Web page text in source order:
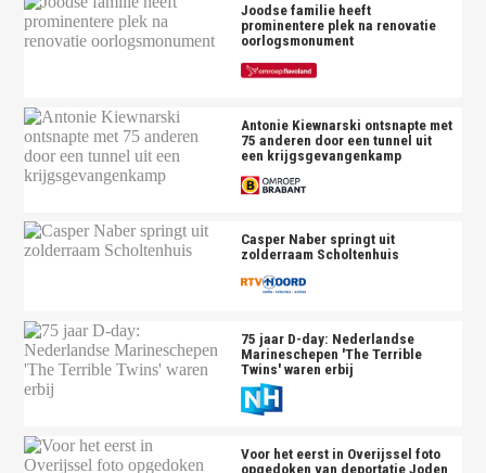
Joodse familie heeft
prominentere plek na renovatie
oorlogsmonument
Antonie Kiewnarski ontsnapte met
75 anderen door een tunnel uit
een krijgsgevangenkamp
Casper Naber springt uit
zolderraam Scholtenhuis
75 jaar D-day: Nederlandse
Marineschepen 'The Terrible
Twins' waren erbij
Voor het eerst in Overijssel foto
opgedoken van deportatie Joden